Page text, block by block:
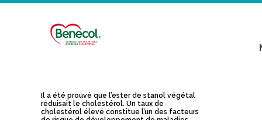
Il a été prouvé que l’ester de stanol végétal
réduisait le cholestérol. Un taux de
cholestérol élevé constitue l’un des facteurs